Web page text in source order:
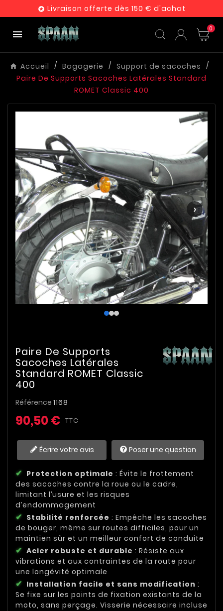
 Livraison offerte dès 150 € d'achat
 0
Accueil Bagagerie
Support de sacoches
Paire De Supports Sacoches Latérales Standard
ROMET Classic 400
‹ ›
Paire De Supports
Sacoches Latérales
Standard ROMET Classic
400
Référence 1168
90,50 € TTC
Écrire votre avis Poser une question
Protection optimale : Évite le frottement
des sacoches contre la roue ou le cadre,
limitant l’usure et les risques
d’endommagement
Stabilité renforcée : Empêche les sacoches
de bouger, même sur routes difficiles, pour un
maintien sûr et un meilleur confort de conduite
Acier robuste et durable : Résiste aux
vibrations et aux contraintes de la route pour
une longévité optimale
Installation facile et sans modification :
Se fixe sur les points de fixation existants de la
moto, sans perçage. Visserie nécessaire incluse